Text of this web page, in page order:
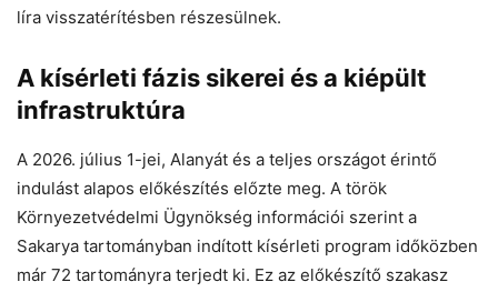
líra visszatérítésben részesülnek.
A kísérleti fázis sikerei és a kiépült
infrastruktúra
A 2026. július 1-jei, Alanyát és a teljes országot érintő
indulást alapos előkészítés előzte meg. A török
Környezetvédelmi Ügynökség információi szerint a
Sakarya tartományban indított kísérleti program időközben
már 72 tartományra terjedt ki. Ez az előkészítő szakasz